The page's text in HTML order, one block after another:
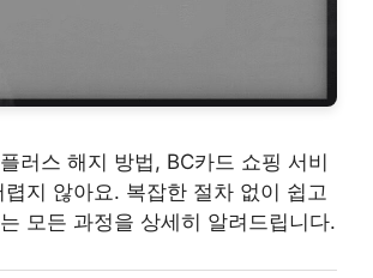
러스 해지 방법, BC카드 쇼핑 서비
지 않아요. 복잡한 절차 없이 쉽고
모든 과정을 상세히 알려드립니다.